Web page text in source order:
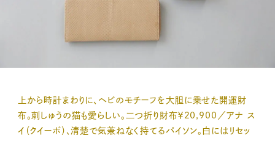
上から時計まわりに、ヘビのモチーフを大胆に乗せた開運財
布。刺しゅうの猫も愛らしい。二つ折り財布￥20,900／アナ ス
イ（クイーポ）、清楚で気兼ねなく持てるパイソン。白にはリセッ